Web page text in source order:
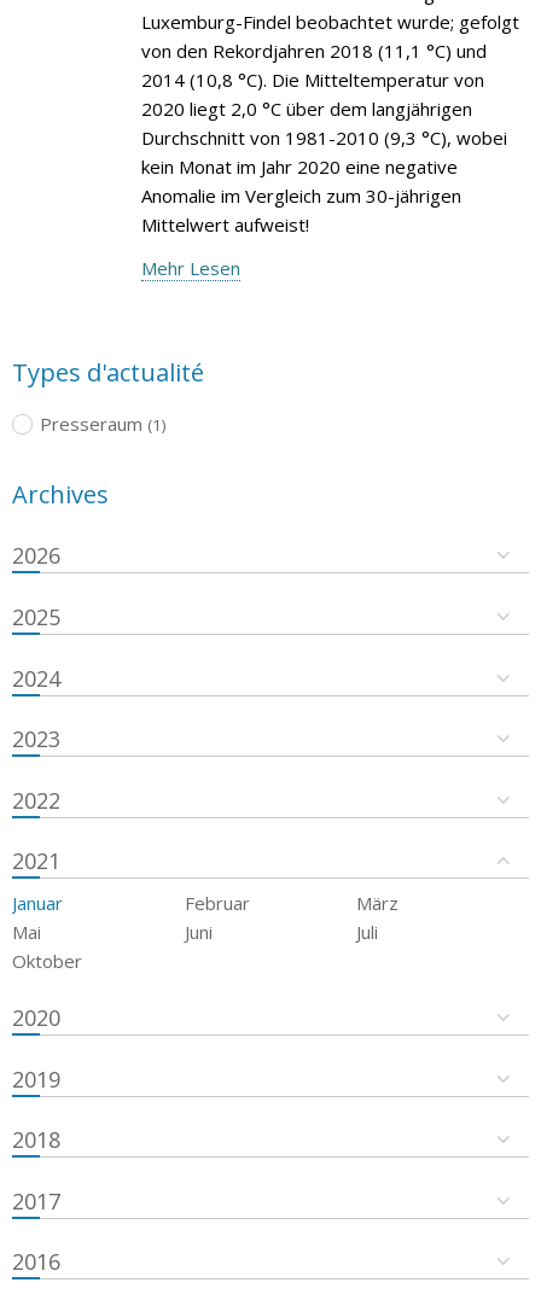
Luxemburg-Findel beobachtet wurde; gefolgt
von den Rekordjahren 2018 (11,1 °C) und
2014 (10,8 °C). Die Mitteltemperatur von
2020 liegt 2,0 °C über dem langjährigen
Durchschnitt von 1981-2010 (9,3 °C), wobei
kein Monat im Jahr 2020 eine negative
Anomalie im Vergleich zum 30-jährigen
Mittelwert aufweist!
Mehr Lesen
Types d'actualité
Presseraum (1)
Archives
2026
2025
2024
2023
2022
2021
Januar Februar
März
Mai
Juni
Juli
Oktober
2020
2019
2018
2017
2016